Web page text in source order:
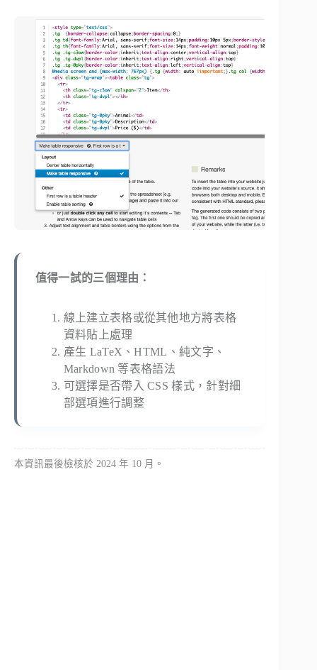
值得一試的三個理由：
線上建立表格或從其他地方將表格
資料貼上處理
產生 LaTeX、HTML、純文字、
Markdown 等表格語法
可選擇是否帶入 CSS 樣式，針對細
部選項進行調整
本資訊最後檢核於 2024 年 10 月。